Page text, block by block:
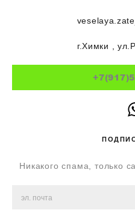
г.Химки ,
Никакого спама, только